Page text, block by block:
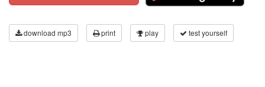
download mp3 print play test yourself